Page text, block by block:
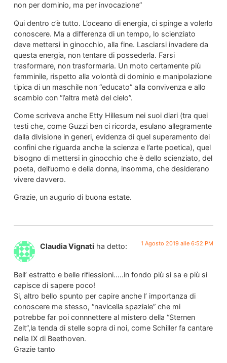
non per dominio, ma per invocazione”
Qui dentro c’è tutto. L’oceano di energia, ci spinge a volerlo
conoscere. Ma a differenza di un tempo, lo scienziato
deve mettersi in ginocchio, alla fine. Lasciarsi invadere da
questa energia, non tentare di possederla. Farsi
trasformare, non trasformarla. Un moto certamente più
femminile, rispetto alla volontà di dominio e manipolazione
tipica di un maschile non “educato” alla convivenza e allo
scambio con “l’altra metà del cielo”.
Come scriveva anche Etty Hillesum nei suoi diari (tra quei
testi che, come Guzzi ben ci ricorda, esulano allegramente
dalla divisione in generi, evidenza di quel superamento dei
confini che riguarda anche la scienza e l’arte poetica), quel
bisogno di mettersi in ginocchio che è dello scienziato, del
poeta, dell’uomo e della donna, insomma, che desiderano
vivere davvero.
Grazie, un augurio di buona estate.
Claudia Vignati ha detto: 1 Agosto 2019 alle 6:52 PM
Bell’ estratto e belle riflessioni…..in fondo più si sa e più si
capisce di sapere poco!
Si, altro bello spunto per capire anche l’ importanza di
conoscere me stesso, “navicella spaziale” che mi
potrebbe far poi connnettere al mistero della “Sternen
Zelt”,la tenda di stelle sopra di noi, come Schiller fa cantare
nella IX di Beethoven.
Grazie tanto